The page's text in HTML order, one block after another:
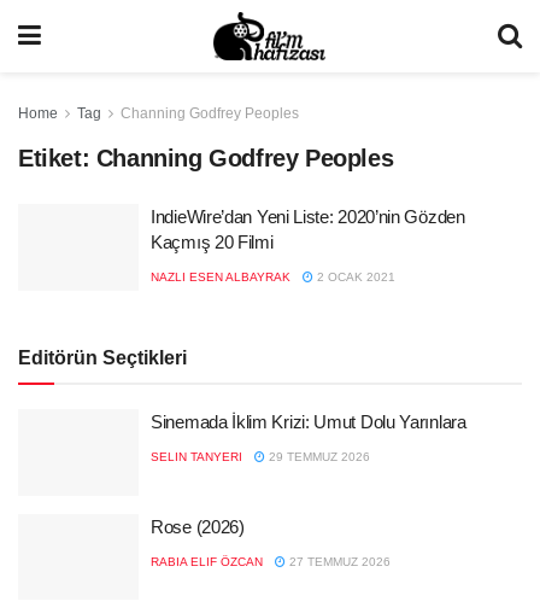
Home Tag Channing Godfrey Peoples
Etiket: Channing Godfrey Peoples
IndieWire’dan Yeni Liste: 2020’nin Gözden
Kaçmış 20 Filmi
NAZLI ESEN ALBAYRAK 2 OCAK 2021
Editörün Seçtikleri
Sinemada İklim Krizi: Umut Dolu Yarınlara
SELIN TANYERI 29 TEMMUZ 2026
Rose (2026)
RABIA ELIF ÖZCAN 27 TEMMUZ 2026